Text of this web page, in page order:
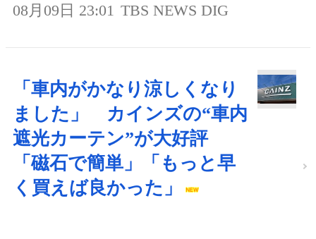
08月09日 23:01 TBS NEWS DIG
「車内がかなり涼しくなり
ました」 カインズの“車内
遮光カーテン”が大好評
「磁石で簡単」「もっと早
く買えば良かった」